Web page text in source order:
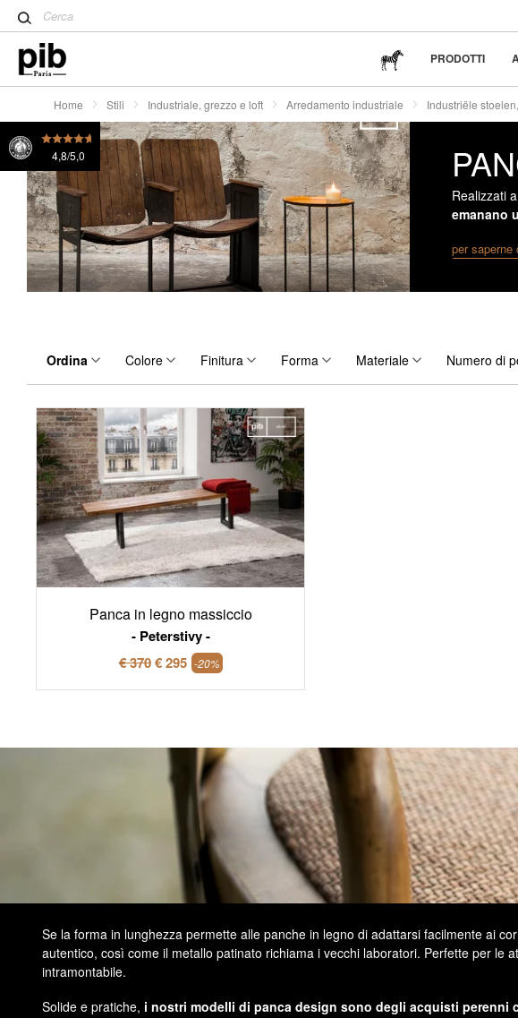
Wabi-Sabi: l'arte di trovare la bellezza nella
PRODOTTI
Home Stili Industriale, grezzo e loft Arredamento industriale Industriële
Realizzati
emanano
per saperne
Ordina Colore Finitura Forma Materiale Numero di
Panca in legno massiccio
Peterstivy
€ 370€ 295 -20%
Se la forma in lunghezza permette alle panche in legno di adattarsi facilmente ai
autentico, così come il metallo patinato richiama i vecchi laboratori. Perfette per le
intramontabile.
Solide e pratiche, i nostri modelli di panca design sono degli acquisti
4,8/5,0